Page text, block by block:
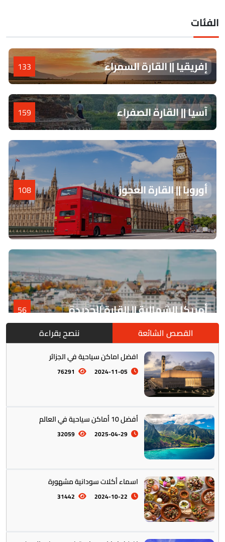
إفريقيا || القارة السمراء 133
آسيا || القارة الصفراء 159
أوروبا || القارة العجوز 108
أمريكا الشمالية || القارة الجديدة 56
أمريكا الجنوبية || القارة اللاتينية
القصص الشائعة ننصح بقراءة
افضل اماكن سياحية في الجزائر
2024-11-05
76291
أفضل 10 أماكن سياحية في العالم
2025-04-29
32059
اسماء أكلات سودانية مشهورة
2024-10-22
31442